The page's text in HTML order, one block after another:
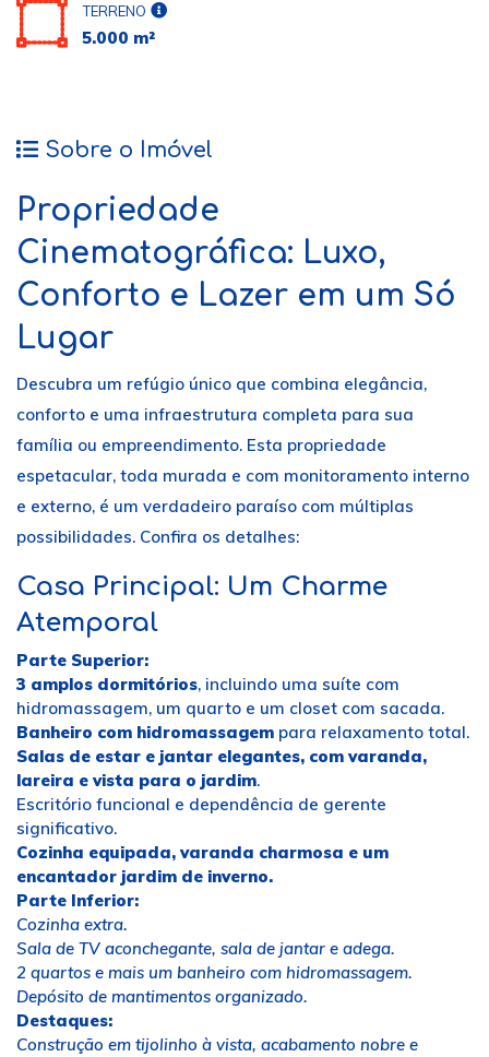
TERRENO
5.000 m²
Sobre o Imóvel
Propriedade
Cinematográfica: Luxo,
Conforto e Lazer em um Só
Lugar
Descubra um refúgio único que combina elegância,
conforto e uma infraestrutura completa para sua
família ou empreendimento. Esta propriedade
espetacular, toda murada e com monitoramento interno
e externo, é um verdadeiro paraíso com múltiplas
possibilidades. Confira os detalhes:
Casa Principal: Um Charme
Atemporal
Parte Superior:
3 amplos dormitórios, incluindo uma suíte com
hidromassagem, um quarto e um closet com sacada.
Banheiro com hidromassagem para relaxamento total.
Salas de estar e jantar elegantes, com varanda,
lareira e vista para o jardim.
Escritório funcional e dependência de gerente
significativo.
Cozinha equipada, varanda charmosa e um
encantador jardim de inverno.
Parte Inferior:
Cozinha extra.
Sala de TV aconchegante, sala de jantar e adega.
2 quartos e mais um banheiro com hidromassagem.
Depósito de mantimentos organizado.
Destaques:
Construção em tijolinho à vista, acabamento nobre e